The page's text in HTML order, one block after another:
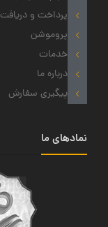
پرداخت و دریافت
پروموشن
خدمات
درباره ما
پیگیری سفارش
نمادهای ما